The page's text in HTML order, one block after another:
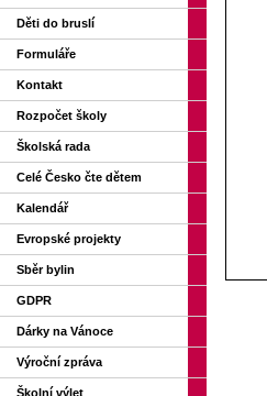
Děti do bruslí
Formuláře
Kontakt
Rozpočet školy
Školská rada
Celé Česko čte dětem
Kalendář
Evropské projekty
Sběr bylin
GDPR
Dárky na Vánoce
Výroční zpráva
Školní výlet